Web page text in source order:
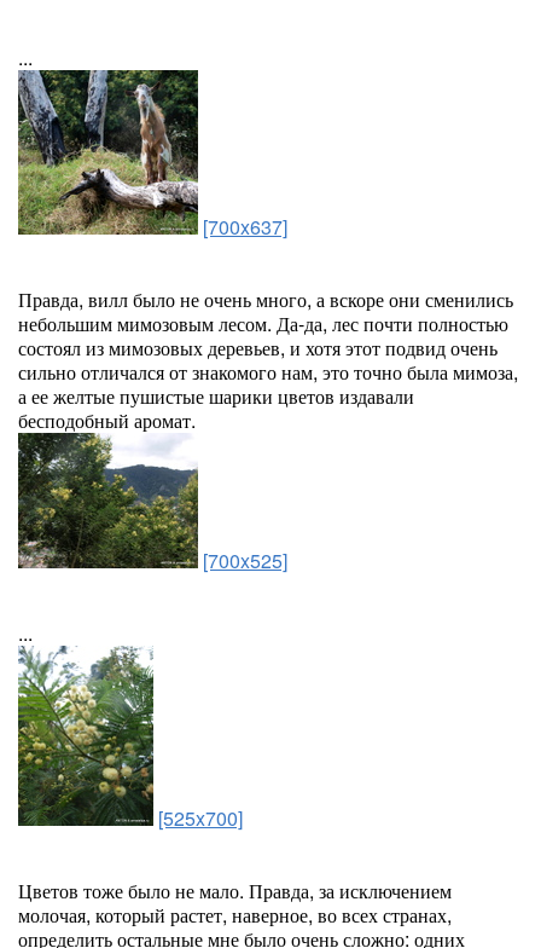
...
[700x637]
Правда, вилл было не очень много, а вскоре они сменились
небольшим мимозовым лесом. Да-да, лес почти полностью
состоял из мимозовых деревьев, и хотя этот подвид очень
сильно отличался от знакомого нам, это точно была мимоза,
а ее желтые пушистые шарики цветов издавали
бесподобный аромат.
[700x525]
...
[525x700]
Цветов тоже было не мало. Правда, за исключением
молочая, который растет, наверное, во всех странах,
определить остальные мне было очень сложно: одних